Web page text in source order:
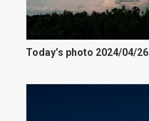
Today’s photo 2024/04/26